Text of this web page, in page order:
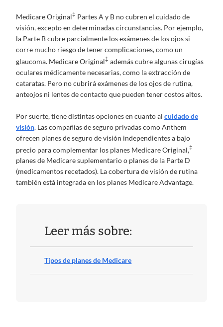
Medicare Original‡ Partes A y B no cubren el cuidado de
visión, excepto en determinadas circunstancias. Por ejemplo,
la Parte B cubre parcialmente los exámenes de los ojos si
corre mucho riesgo de tener complicaciones, como un
glaucoma. Medicare Original‡ además cubre algunas cirugías
oculares médicamente necesarias, como la extracción de
cataratas. Pero no cubrirá exámenes de los ojos de rutina,
anteojos ni lentes de contacto que pueden tener costos altos.
Por suerte, tiene distintas opciones en cuanto al cuidado de
visión. Las compañías de seguro privadas como Anthem
ofrecen planes de seguro de visión independientes a bajo
precio para complementar los planes Medicare Original, ‡
planes de Medicare suplementario o planes de la Parte D
(medicamentos recetados). La cobertura de visión de rutina
también está integrada en los planes Medicare Advantage.
Leer más sobre:
Tipos de planes de Medicare